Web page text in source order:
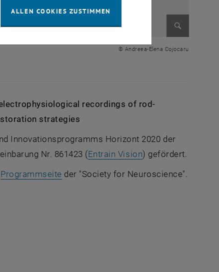
© Andreea-Elena Cojocaru
recordings of rod-
strategies
Innovationsprogramms Horizont 2020 der
Nr. 861423 (Entrain Vision) gefördert.
Programmseite , öffnet eine externe URL in einem
der "Society for Neuroscience".
ALLEN COOKIES ZUSTIMMEN